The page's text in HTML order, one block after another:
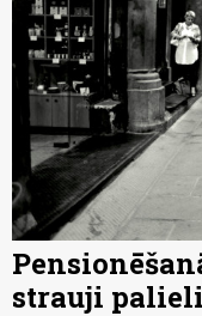
strauji